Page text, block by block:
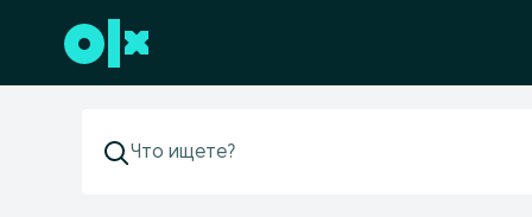
Перейти к нижнему колонтитулу